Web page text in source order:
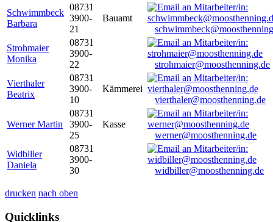
Schwimmbeck
Barbara
08731
3900-
21
Bauamt
Strohmaier
Monika
08731
3900-
22
strohmaier@moosthenning.de
Vierthaler
Beatrix
08731
3900-
10
Kämmerei
vierthaler@moosthenning.de
Werner Martin
08731
3900-
25
Kasse
werner@moosthenning.de
Widbiller
Daniela
08731
3900-
30
widbiller@moosthenning.de
drucken nach oben
Quicklinks